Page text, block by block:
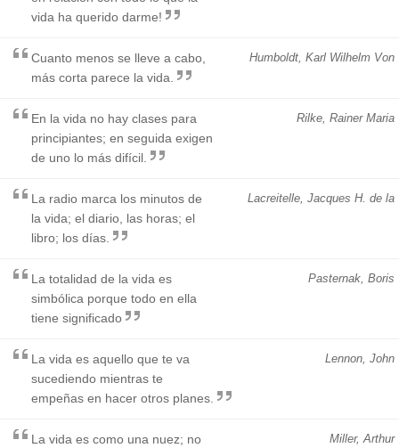
vida ha querido darme!
Humboldt, Karl Wilhelm Von
Cuanto menos se lleve a cabo,
más corta parece la vida.
Rilke, Rainer Maria
En la vida no hay clases para
principiantes; en seguida exigen
de uno lo más difícil.
Lacreitelle, Jacques H. de la
La radio marca los minutos de
la vida; el diario, las horas; el
libro; los días.
Pasternak, Boris
La totalidad de la vida es
simbólica porque todo en ella
tiene significado
Lennon, John
La vida es aquello que te va
sucediendo mientras te
empeñas en hacer otros planes.
Miller, Arthur
La vida es como una nuez; no